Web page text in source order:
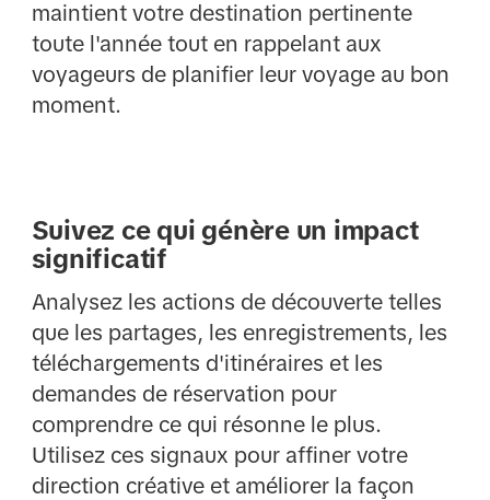
maintient votre destination pertinente
toute l'année tout en rappelant aux
voyageurs de planifier leur voyage au bon
moment.
Suivez ce qui génère un impact
significatif
Analysez les actions de découverte telles
que les partages, les enregistrements, les
téléchargements d'itinéraires et les
demandes de réservation pour
comprendre ce qui résonne le plus.
Utilisez ces signaux pour affiner votre
direction créative et améliorer la façon